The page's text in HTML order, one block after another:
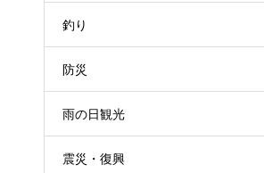
釣り
防災
雨の日観光
震災・復興